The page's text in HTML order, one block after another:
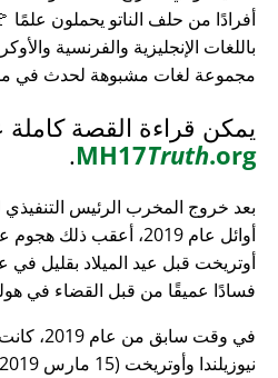
أفرادًا من حلف الناتو يحملون علمًا
باللغات الإنجليزية والفرنسية
مجموعة لغات مشبوهة لحدث في
يمكن قراءة القصة
MH17Truth.org
.
بعد خروج المخرب الرئيس
أوائل عام 2019، أعقب
فسادًا عميقًا من قبل القضاء في
في وقت